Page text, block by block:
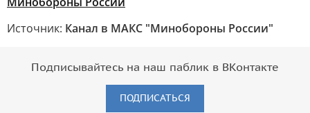
Источник: Канал в МАКС "Минобороны России"
Подписывайтесь на наш паблик в ВКонтакте
ПОДПИСАТЬСЯ